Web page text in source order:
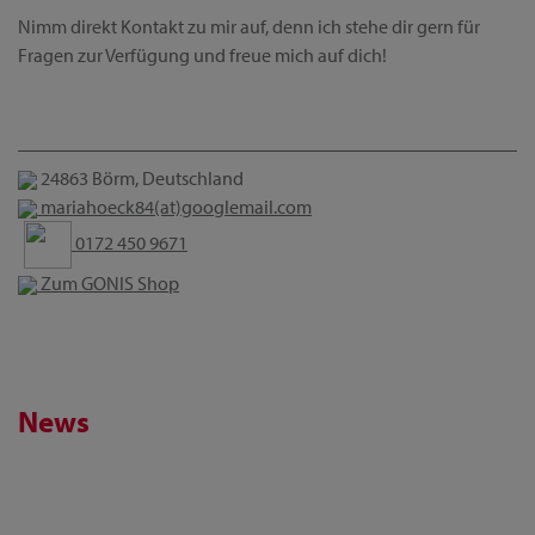
Nimm direkt Kontakt zu mir auf, denn ich stehe dir gern für
Fragen zur Verfügung und freue mich auf dich!
24863 Börm, Deutschland
mariahoeck84(at)googlemail.com
0172 450 9671
Zum GONIS Shop
News